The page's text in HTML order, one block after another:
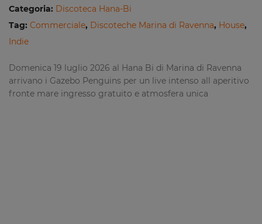
Categoria: Discoteca Hana-Bi
Tag: Commerciale, Discoteche Marina di Ravenna, House,
Indie
Domenica 19 luglio 2026 al Hana Bi di Marina di Ravenna
arrivano i Gazebo Penguins per un live intenso all aperitivo
fronte mare ingresso gratuito e atmosfera unica